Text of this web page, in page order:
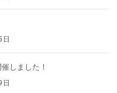
しました！